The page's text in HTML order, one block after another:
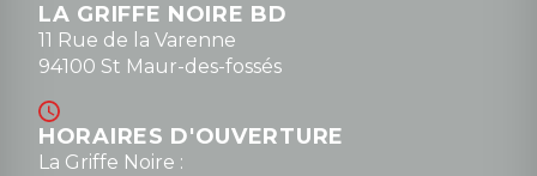
LA GRIFFE NOIRE BD
11 Rue de la Varenne
94100 St Maur-des-fossés
HORAIRES D'OUVERTURE
La Griffe Noire :